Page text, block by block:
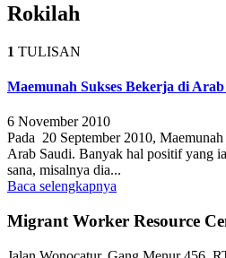
Rokilah
1 TULISAN
Maemunah Sukses Bekerja di
6 November 2010
Pada 20 September 2010,
Arab Saudi. Banyak hal positif yang
sana, misalnya dia...
Baca selengkapnya
Migrant Worker Resource